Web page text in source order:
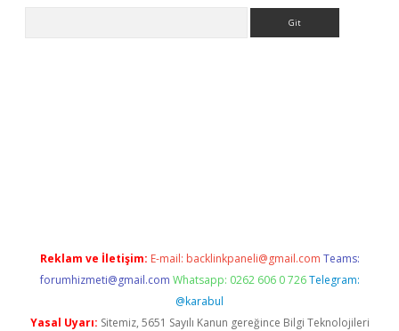
Reklam ve İletişim: E-mail: backlinkpaneli@gmail.com Teams:
forumhizmeti@gmail.com Whatsapp: 0262 606 0 726 Telegram:
@karabul
Yasal Uyarı: Sitemiz, 5651 Sayılı Kanun gereğince Bilgi Teknolojileri